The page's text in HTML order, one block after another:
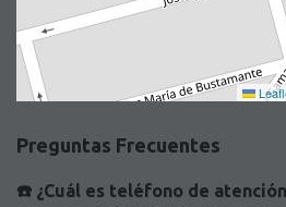
Preguntas Frecuentes
☎️ ¿Cuál es teléfono de